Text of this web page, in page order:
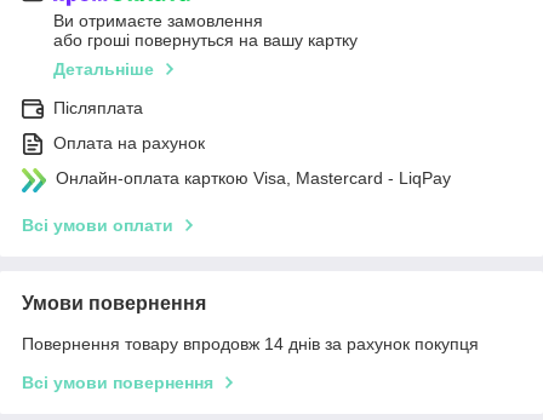
Ви отримаєте замовлення
або гроші повернуться на вашу картку
Детальніше
Післяплата
Оплата на рахунок
Онлайн-оплата карткою Visa, Mastercard - LiqPay
Всі умови оплати
Умови повернення
Повернення товару впродовж 14 днів за рахунок покупця
Всі умови повернення